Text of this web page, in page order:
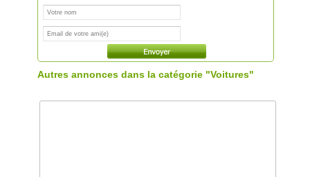
Autres annonces dans la catégorie "Voitures"